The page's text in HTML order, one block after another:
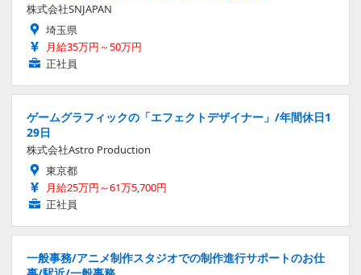
株式会社SNJAPAN
埼玉県
月給35万円～50万円
正社員
ゲームグラフィックの「エフェクトデザイナー」/年間休日1
29日
株式会社Astro Production
東京都
月給25万円～61万5,700円
正社員
一般事務/アニメ制作スタジオでの制作進行サポートのお仕